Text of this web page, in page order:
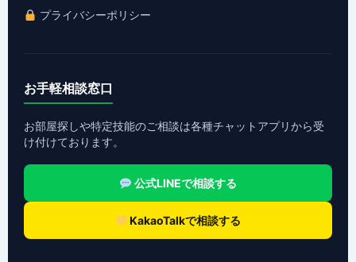
プライバシーポリシー
お手軽相談窓口
お部屋探しや特定技能のご相談は各種チャットアプリから受
け付けております。
公式LINEで相談する
KakaoTalkで相談する